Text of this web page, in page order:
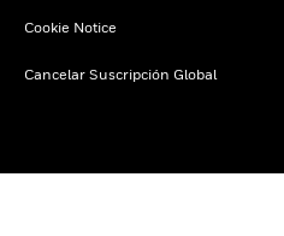
Cookie Notice
Cancelar Suscripción Global